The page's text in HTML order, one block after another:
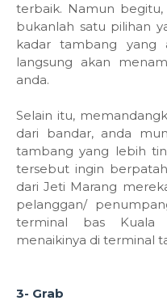
terbaik. Namun
bukanlah satu pilihan
kadar tambang yang
langsung akan
anda.
Selain itu,
dari bandar, anda
tambang yang lebih
tersebut ingin
dari Jeti Marang
pelanggan/
terminal bas Kuala
menaikinya di terminal
3- Grab